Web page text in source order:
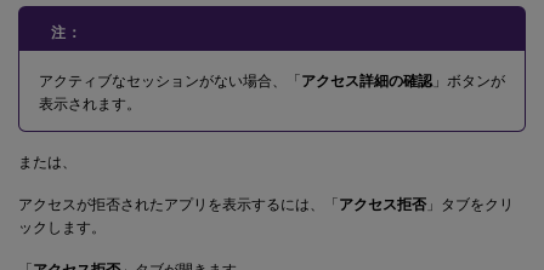
注：
アクティブなセッションがない場合、「アクセス詳細の確認 」ボタンが
表示されます。
または、
アクセスが拒否されたアプリを表示するには、「アクセス拒否 」タブをクリ
ックします。